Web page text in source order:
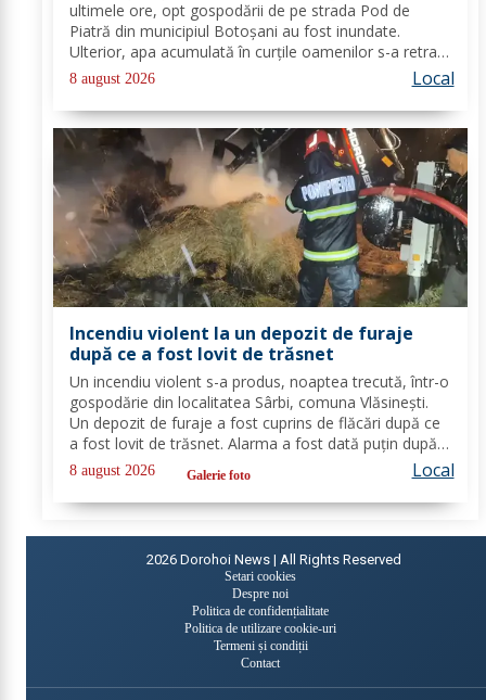
ultimele ore, opt gospodării de pe strada Pod de
Piatră din municipiul Botoșani au fost inundate.
Ulterior, apa acumulată în curțile oamenilor s-a retras
pe carosabil. Pentru evacuarea apei, pompierii militari
din cadrul Detașamentului Botoșani au...
8 august 2026 Local
Incendiu violent la un depozit de furaje
după ce a fost lovit de trăsnet
Un incendiu violent s-a produs, noaptea trecută, într-o
gospodărie din localitatea Sârbi, comuna Vlăsinești.
Un depozit de furaje a fost cuprins de flăcări după ce
a fost lovit de trăsnet. Alarma a fost dată puțin după
ora 22:00. La caz s-au deplasat, în cel mai scurt timp,
pompierii din cadrul...
8 august 2026 Galerie foto Local
2026 Dorohoi News | All Rights Reserved
Setari cookies
Despre noi
Politica de confidențialitate
Politica de utilizare cookie-uri
Termeni și condiții
Contact